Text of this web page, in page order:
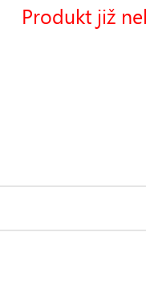
Produkt již